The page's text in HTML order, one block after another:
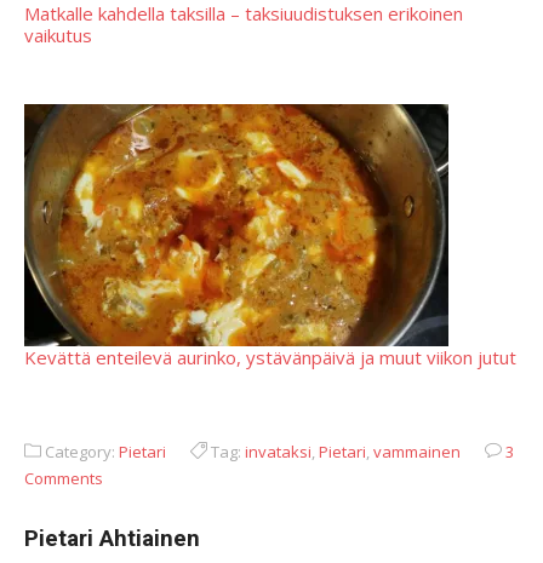
Matkalle kahdella taksilla – taksiuudistuksen erikoinen
vaikutus
Kevättä enteilevä aurinko, ystävänpäivä ja muut viikon jutut
Category: Pietari Tag: invataksi,Pietari,vammainen
3
Comments
Pietari Ahtiainen